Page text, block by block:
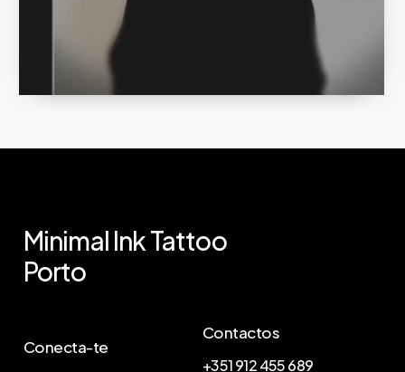
Minimal InkTattoo
Porto
Conecta-te
Contactos
+351 912 455 689